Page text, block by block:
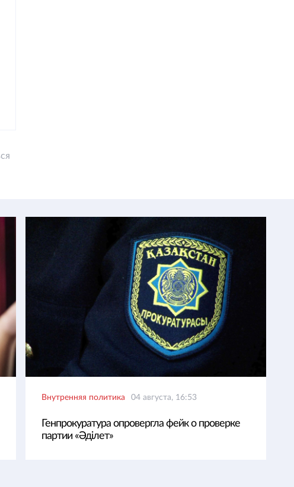
Внутренняя политика 04 августа, 16:53
Генпрокуратура опровергла фейк о проверке
партии «Әділет»